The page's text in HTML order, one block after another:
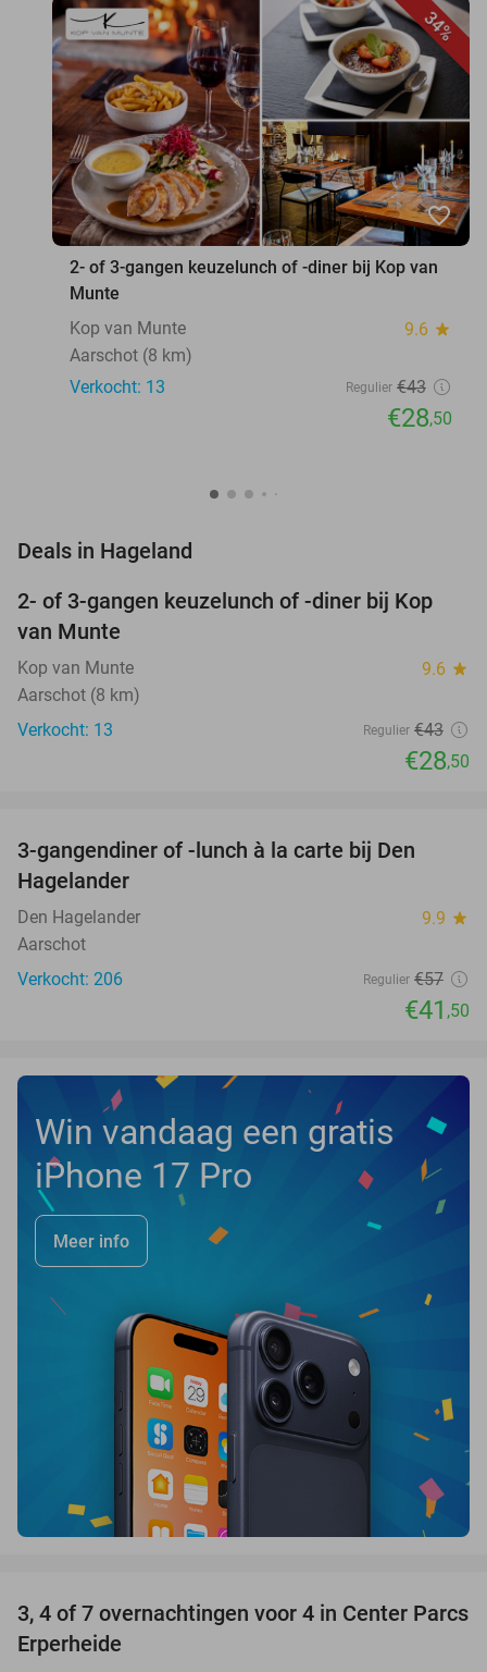
34%
favorite_border
2- of 3-gangen keuzelunch of -diner bij Kop van
Munte
Kop van Munte
9.6 star
Aarschot (8 km)
Verkocht: 13
Regulier €43
€28,50
Deals in Hageland
34%
2- of 3-gangen keuzelunch of -diner bij Kop
van Munte
Kop van Munte 9.6 star
Aarschot (8 km)
Verkocht: 13
Regulier €43
€28,50
3-gangendiner of -lunch à la carte bij Den
Hagelander
Den Hagelander 9.9 star
Aarschot
Verkocht: 206
Regulier €57
€41 ,50
Win vandaag een gratis
iPhone 17 Pro
Meer info
15%
3, 4 of 7 overnachtingen voor 4 in Center Parcs
Erperheide